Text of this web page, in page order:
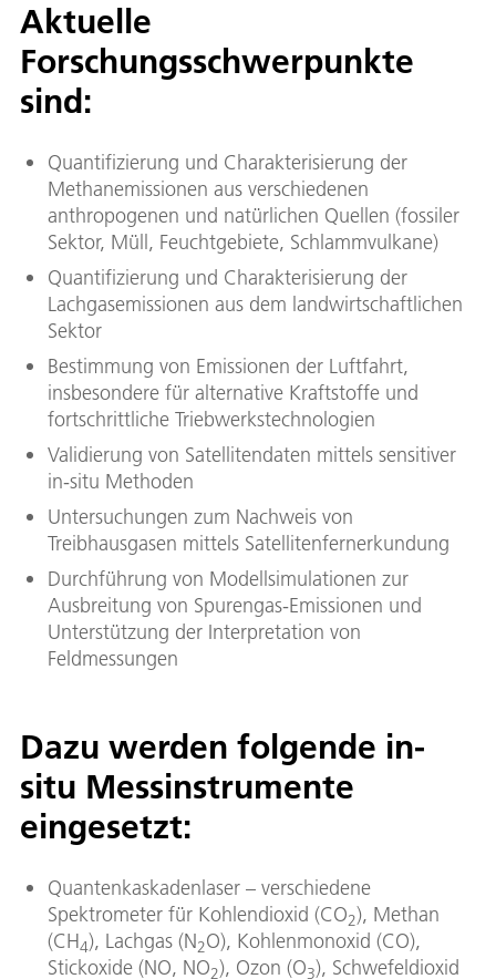
Aktuelle
Forschungsschwerpunkte
sind:
Quantifizierung und Charakterisierung der
Methanemissionen aus verschiedenen
anthropogenen und natürlichen Quellen (fossiler
Sektor, Müll, Feuchtgebiete, Schlammvulkane)
Quantifizierung und Charakterisierung der
Lachgasemissionen aus dem landwirtschaftlichen
Sektor
Bestimmung von Emissionen der Luftfahrt,
insbesondere für alternative Kraftstoffe und
fortschrittliche Triebwerkstechnologien
Validierung von Satellitendaten mittels sensitiver
in-situ Methoden
Untersuchungen zum Nachweis von
Treibhausgasen mittels Satellitenfernerkundung
Durchführung von Modellsimulationen zur
Ausbreitung von Spurengas-Emissionen und
Unterstützung der Interpretation von
Feldmessungen
Dazu werden folgende in-
situ Messinstrumente
eingesetzt:
Quantenkaskadenlaser – verschiedene
Spektrometer für Kohlendioxid (CO2), Methan
(CH4), Lachgas (N2O), Kohlenmonoxid (CO),
Stickoxide (NO, NO2), Ozon (O3), Schwefeldioxid